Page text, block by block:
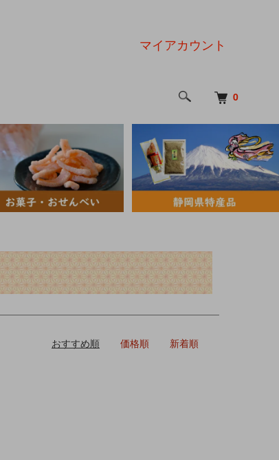
0
マイアカウント
おすすめ順 価格順 新着順